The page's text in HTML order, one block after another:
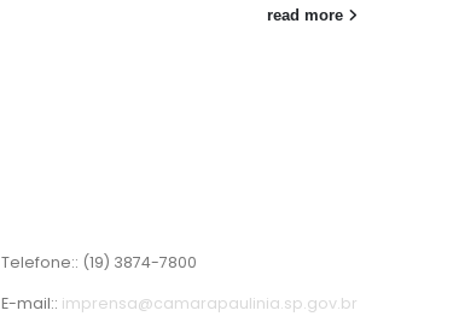
read more
Telefone:: (19) 3874-7800
E-mail:: imprensa@camarapaulinia.sp.gov.br